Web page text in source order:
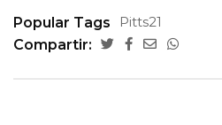
Popular Tags
Pitts21
Compartir: